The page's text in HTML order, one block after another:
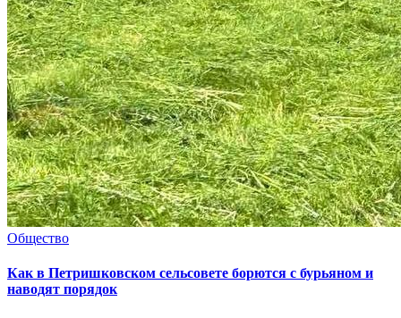
Общество
Как в Петришковском сельсовете борются с бурьяном и
наводят порядок